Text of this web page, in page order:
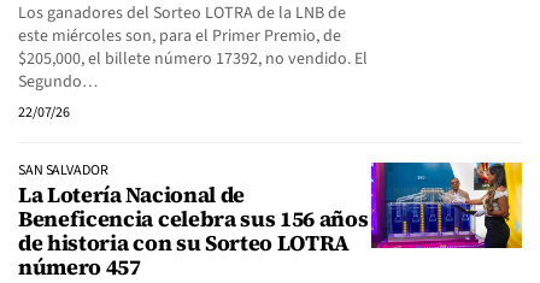
Los ganadores del Sorteo LOTRA de la LNB de
este miércoles son, para el Primer Premio, de
$205,000, el billete número 17392, no vendido. El
Segundo…
22/07/26
SAN SALVADOR
La Lotería Nacional de
Beneficencia celebra sus 156 años
de historia con su Sorteo LOTRA
número 457